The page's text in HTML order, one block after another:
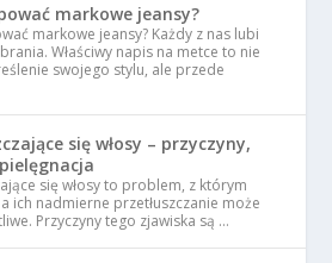
markowe jeansy?
markowe jeansy? Każdy z nas lubi
Właściwy napis na metce to nie
swojego stylu, ale przede
się włosy – przyczyny,
się włosy to problem, z którym
ich nadmierne przetłuszczanie może
Przyczyny tego zjawiska są …